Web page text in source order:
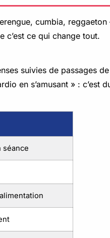
cumbia,
c’est ce qui change tout.
suivies de passages
en s’amusant » :
séance